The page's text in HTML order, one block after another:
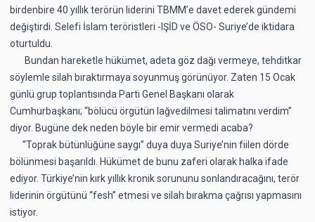
birdenbire 40 yıllık terörün liderini TBMM’e davet ederek gündemi
değiştirdi. Selefi İslam teröristleri -IŞİD ve ÖSO- Suriye’de iktidara
oturtuldu.
Bundan hareketle hükümet, adeta göz dağı vermeye, tehditkar
söylemle silah bıraktırmaya soyunmuş görünüyor. Zaten 15 Ocak
günlü grup toplantısında Parti Genel Başkanı olarak
Cumhurbaşkanı; “bölücü örgütün lağvedilmesi talimatını verdim”
diyor. Bugüne dek neden böyle bir emir vermedi acaba?
“Toprak bütünlüğüne saygı” duya duya Suriye’nin fiilen dörde
bölünmesi başarıldı. Hükümet de bunu zaferi olarak halka ifade
ediyor. Türkiye’nin kırk yıllık kronik sorununu sonlandıracağını, terör
liderinin örgütünü “fesh” etmesi ve silah bırakma çağrısı yapmasını
istiyor.